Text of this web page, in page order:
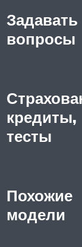
Задавать
вопросы
кредиты,
тесты
Похожие
модели